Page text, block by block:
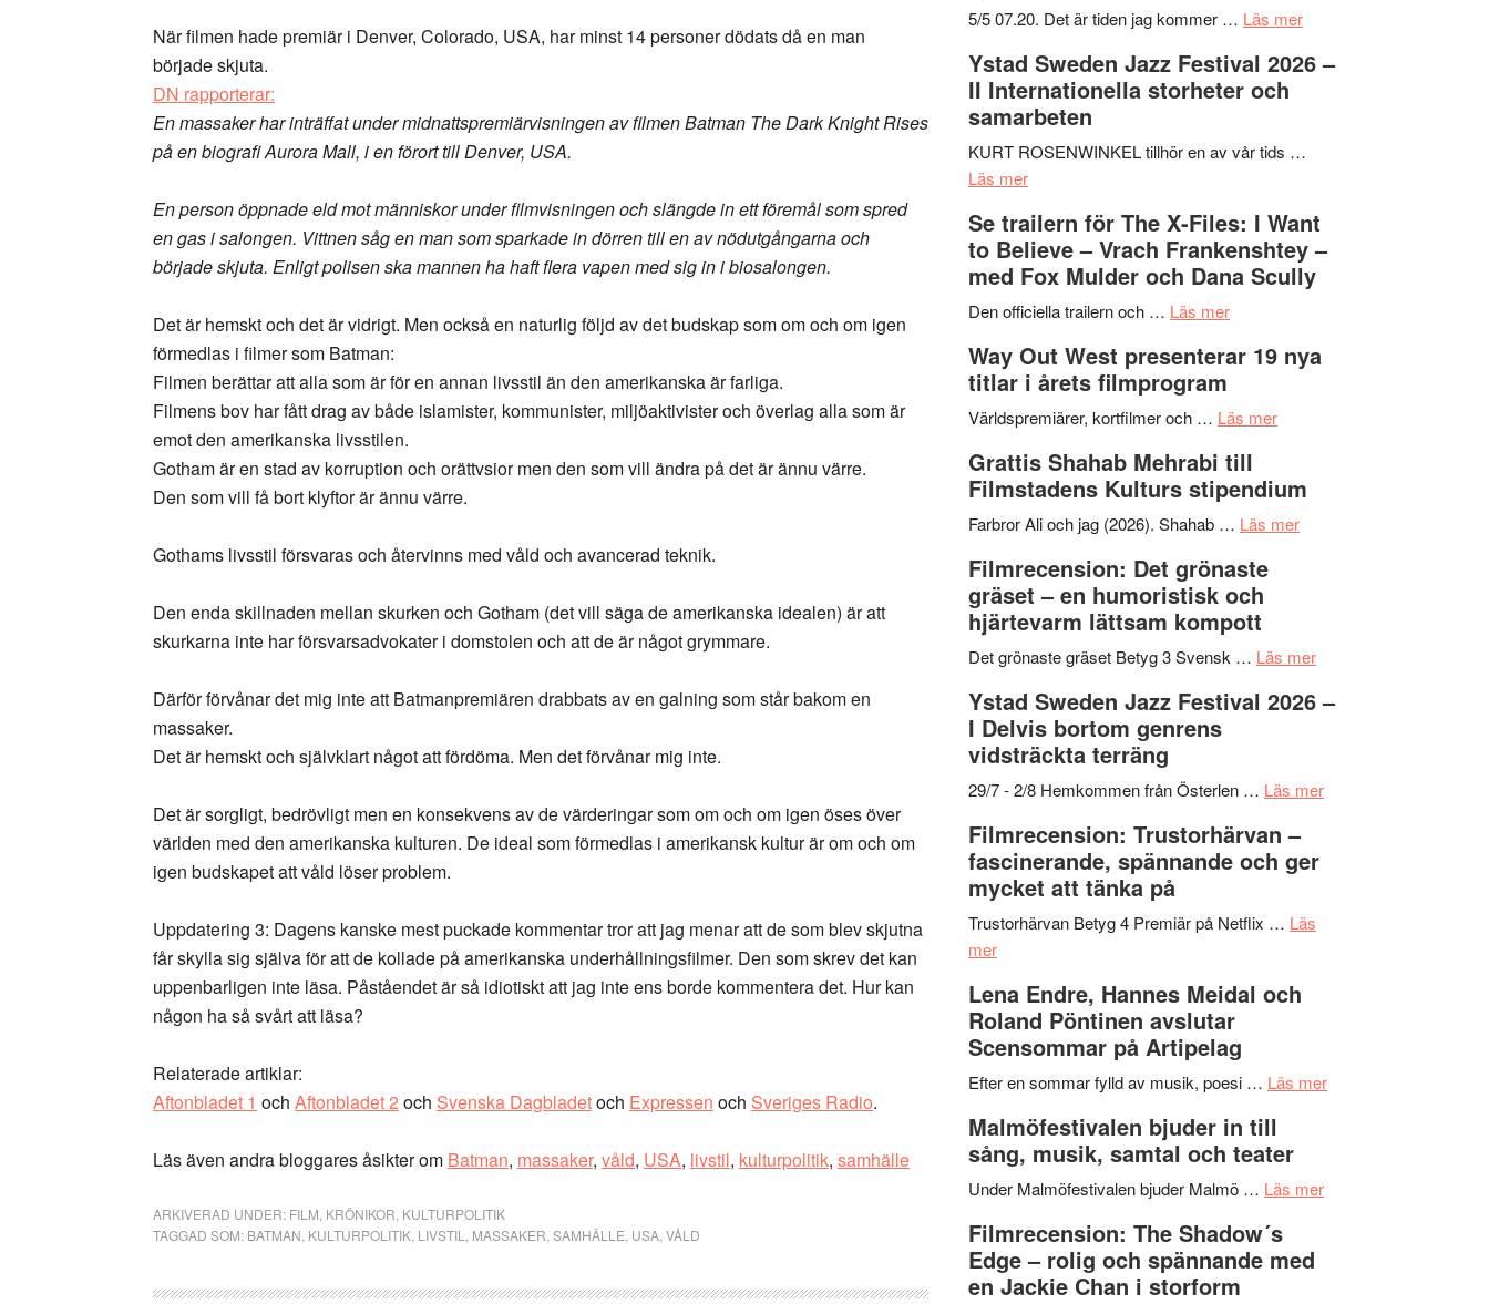
När filmen hade premiär i Denver, Colorado, USA, har minst 14 personer dödats då en man
började skjuta.
DN rapporterar:
En massaker har inträffat under midnattspremiärvisningen av filmen Batman The Dark Knight Rises
på en biografi Aurora Mall, i en förort till Denver, USA.
En person öppnade eld mot människor under filmvisningen och slängde in ett föremål som spred
en gas i salongen. Vittnen såg en man som sparkade in dörren till en av nödutgångarna och
började skjuta. Enligt polisen ska mannen ha haft flera vapen med sig in i biosalongen.
Det är hemskt och det är vidrigt. Men också en naturlig följd av det budskap som om och om igen
förmedlas i filmer som Batman:
Filmen berättar att alla som är för en annan livsstil än den amerikanska är farliga.
Filmens bov har fått drag av både islamister, kommunister, miljöaktivister och överlag alla som är
emot den amerikanska livsstilen.
Gotham är en stad av korruption och orättvsior men den som vill ändra på det är ännu värre.
Den som vill få bort klyftor är ännu värre.
Gothams livsstil försvaras och återvinns med våld och avancerad teknik.
Den enda skillnaden mellan skurken och Gotham (det vill säga de amerikanska idealen) är att
skurkarna inte har försvarsadvokater i domstolen och att de är något grymmare.
Därför förvånar det mig inte att Batmanpremiären drabbats av en galning som står bakom en
massaker.
Det är hemskt och självklart något att fördöma. Men det förvånar mig inte.
Det är sorgligt, bedrövligt men en konsekvens av de värderingar som om och om igen öses över
världen med den amerikanska kulturen. De ideal som förmedlas i amerikansk kultur är om och om
igen budskapet att våld löser problem.
Uppdatering 3: Dagens kanske mest puckade kommentar tror att jag menar att de som blev skjutna
får skylla sig själva för att de kollade på amerikanska underhållningsfilmer. Den som skrev det kan
uppenbarligen inte läsa. Påståendet är så idiotiskt att jag inte ens borde kommentera det. Hur kan
någon ha så svårt att läsa?
Relaterade artiklar:
Aftonbladet 1 och Aftonbladet 2 och Svenska Dagbladetoch Expressen och Sveriges Radio.
Läs även andra bloggares åsikter om Batman, massaker, våld, USA, livstil, kulturpolitik, samhälle
ARKIVERAD UNDER: FILM KRÖNIKOR KULTURPOLITIK
TAGGAD SOM: BATMAN KULTURPOLITIK LIVSTIL MASSAKER SAMHÄLLE USA VÅLD
5/5 07.20. Det är tiden jag kommer … Läs merom
Håkan
–
en
helt
Ystad Sweden Jazz Festival 2026 –
II Internationella storheter och
samarbeten
KURT ROSENWINKEL tillhör en av vår tids …
Läs merom
Sweden
Jazz
Festival
2026
II
Internationella
storheter
samarbeten
Se trailern för The X-Files: I Want
to Believe – Vrach Frankenshtey –
med Fox Mulder och Dana Scully
Den officiella trailern och … Läs merom
trailern
The
Files:
I
Want
Believe
–
Vrach
Frankenshtey
med
och
Scully
Way Out West presenterar 19 nya
titlar i årets filmprogram
Världspremiärer, kortfilmer och … Läs merom
West
presenterar
årets
Grattis Shahab Mehrabi till
Filmstadens Kulturs stipendium
Farbror Ali och jag (2026). Shahab … Läs merom
Filmstadens
stipendium
Filmrecension: Det grönaste
gräset – en humoristisk och
hjärtevarm lättsam kompott
Det grönaste gräset Betyg 3 Svensk … Läs merom
Det
–
och
Ystad Sweden Jazz Festival 2026 –
I Delvis bortom genrens
vidsträckta terräng
29/7 - 2/8 Hemkommen från Österlen … Läs merom
vidsträckta
Filmrecension: Trustorhärvan –
fascinerande, spännande och ger
mycket att tänka på
Trustorhärvan Betyg 4 Premiär på Netflix … Läs
merom
Trustorhärvan
–
fascinerande,
spännande
ger
mycket
att
på
Lena Endre, Hannes Meidal och
Roland Pöntinen avslutar
Scensommar på Artipelag
Efter en sommar fylld av musik, poesi … Läs merom
Malmöfestivalen bjuder in till
sång, musik, samtal och teater
Under Malmöfestivalen bjuder Malmö … Läs merom
Filmrecension: The Shadow´s
Edge – rolig och spännande med
en Jackie Chan i storform